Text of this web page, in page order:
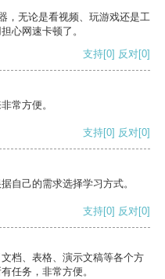
，无论是看视频、玩游戏还是工
心网速卡顿了。
支持[0] 反对[0]
常方便。
支持[0] 反对[0]
自己的需求选择学习方式。
支持[0] 反对[0]
档、表格、演示文稿等各个方
任务，非常方便。